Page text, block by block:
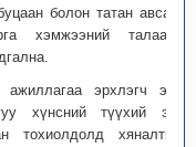
болон татан авсан,
хэмжээний талаарх
эрхлэгч энэ
хүнсний түүхий эд,
тохиолдолд хяналтын